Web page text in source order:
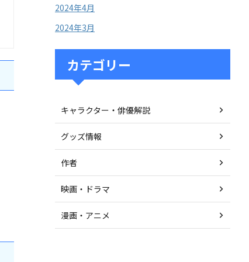
2024年4月
2024年3月
カテゴリー
キャラクター・俳優解説
グッズ情報
作者
映画・ドラマ
漫画・アニメ